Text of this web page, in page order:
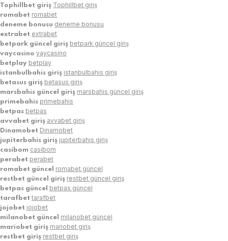
Tophillbet giriş Tophillbet giriş
romabet romabet
deneme bonusu deneme bonusu
extrabet extrabet
betpark güncel giriş betpark güncel giriş
vaycasino vaycasino
betplay betplay
istanbulbahis giriş istanbulbahis giriş
betasus giriş betasus giriş
marsbahis güncel giriş marsbahis güncel giriş
primebahis primebahis
betpas betpas
avvabet giriş avvabet giriş
Dinamobet Dinamobet
jupiterbahis giriş jupiterbahis giriş
casibom casibom
perabet perabet
romabet güncel romabet güncel
restbet güncel giriş restbet güncel giriş
betpas güncel betpas güncel
tarafbet tarafbet
jojobet jojobet
milanobet güncel milanobet güncel
mariobet giriş mariobet giriş
restbet giriş restbet giriş